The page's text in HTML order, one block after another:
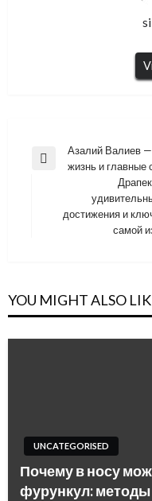
Навигация
записям
Previous
Азалий Валиев —
жизнь и главные
Nextдостижения и
самой
YOU MIGHT ALSO
UNCATEGORISED
Почему в носу
фурункул: